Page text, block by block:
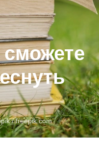
/freepik.com